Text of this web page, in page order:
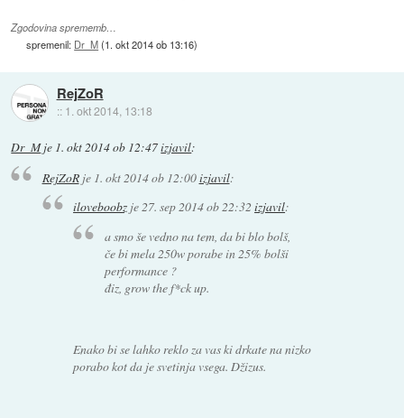
Zgodovina sprememb…
spremenil: Dr_M(1. okt 2014 ob 13:16)
RejZoR
:: 1. okt 2014, 13:18
Dr_Mje 1. okt 2014 ob 12:47izjavil:
RejZoRje 1. okt 2014 ob 12:00izjavil:
iloveboobz je27. sep 2014 ob 22:32izjavil:
a smo še vedno na tem, da bi blo bolš,
če bi mela 250w porabe in 25% bolši
performance ?
điz, grow the f*ck up.
Enako bi se lahko reklo za vas ki drkate na nizko
porabo kot da je svetinja vsega. Džizus.